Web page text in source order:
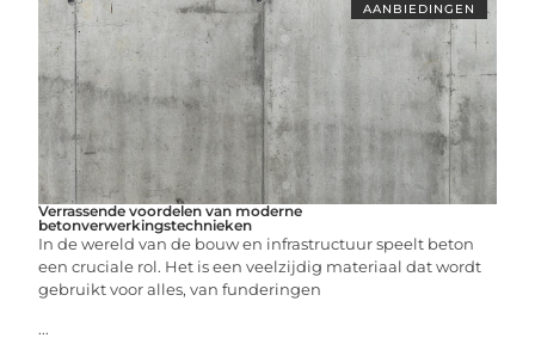
AANBIEDINGEN
Verrassende voordelen van moderne
betonverwerkingstechnieken
In de wereld van de bouw en infrastructuur speelt beton
een cruciale rol. Het is een veelzijdig materiaal dat wordt
gebruikt voor alles, van funderingen
...